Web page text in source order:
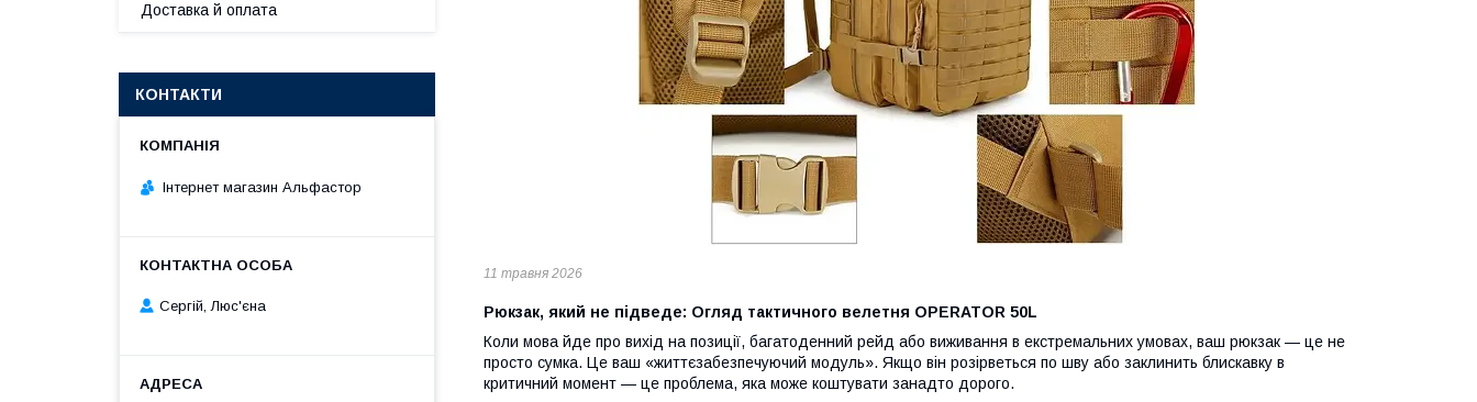
11 травня 2026
Рюкзак, який не підведе: Огляд тактичного велетня OPERATOR 50L
Коли мова йде про вихід на позиції, багатоденний рейд або виживання в екстремальних умовах, ваш рюкзак — це не
просто сумка. Це ваш «життєзабезпечуючий модуль». Якщо він розірветься по шву або заклинить блискавку в
критичний момент — це проблема, яка може коштувати занадто дорого.
Доставка й оплата
КОНТАКТИ
Інтернет магазин Альфастор
Сергій, Люс'єна